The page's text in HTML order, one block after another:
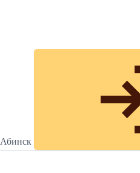
Абинск